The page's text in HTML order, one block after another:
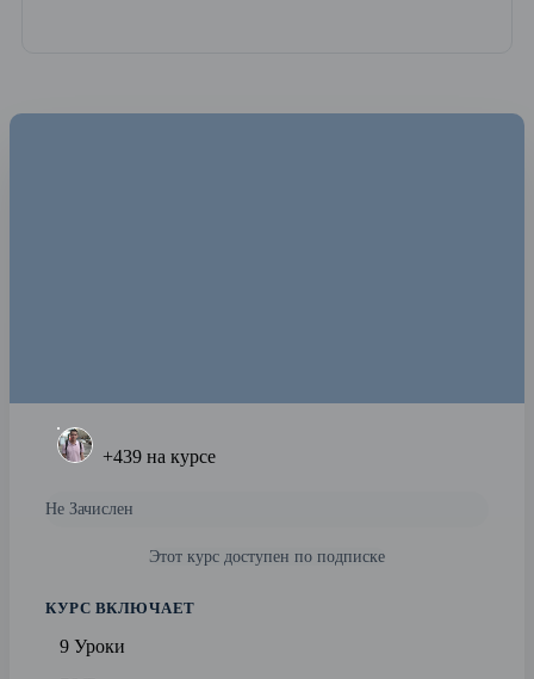
+439 на курсе
Не Зачислен
Этот курс доступен по подписке
КУРС ВКЛЮЧАЕТ
9 Уроки